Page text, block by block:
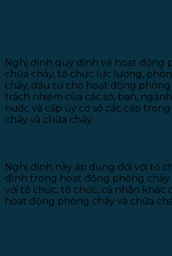
Nghị định quy định về hoạt động
chữa cháy, tổ chức lực lượng,
cháy, đầu tư cho hoạt động phòng
trách nhiệm của các sở, ban,
nước và cấp ủy cơ sở các cấp
cháy và chữa cháy.
Nghị định này áp dụng đối với tổ
đình trong hoạt động phòng cháy
với tổ chức, tổ chức, cá nhân khác
hoạt động phòng cháy và chữa